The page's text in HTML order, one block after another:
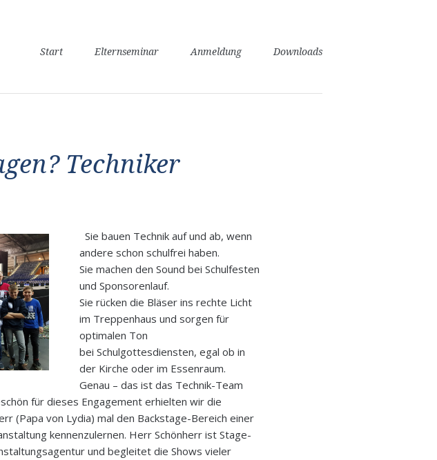
Navigation
Start Elternseminar Anmeldung Downloads
Techniker
Sie bauen Technik auf und ab, wenn
andere schon schulfrei haben.
Sie machen den Sound bei Schulfesten
und Sponsorenlauf.
Sie rücken die Bläser ins rechte Licht
im Treppenhaus und sorgen für
optimalen Ton
bei Schulgottesdiensten, egal ob in
der Kirche oder im Essenraum.
Genau – das ist das Technik-Team
für dieses Engagement erhielten wir die
(Papa von Lydia) mal den Backstage-Bereich einer
kennenzulernen. Herr Schönherr ist Stage-
und begleitet die Shows vieler